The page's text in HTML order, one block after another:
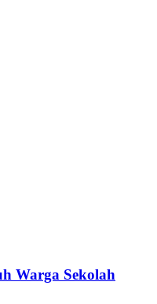
Warga Sekolah